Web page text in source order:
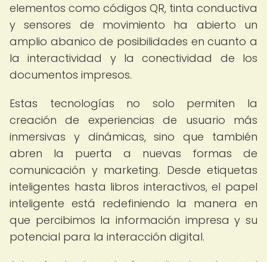
elementos como códigos QR, tinta conductiva
y sensores de movimiento ha abierto un
amplio abanico de posibilidades en cuanto a
la interactividad y la conectividad de los
documentos impresos.
Estas tecnologías no solo permiten la
creación de experiencias de usuario más
inmersivas y dinámicas, sino que también
abren la puerta a nuevas formas de
comunicación y marketing. Desde etiquetas
inteligentes hasta libros interactivos, el papel
inteligente está redefiniendo la manera en
que percibimos la información impresa y su
potencial para la interacción digital.